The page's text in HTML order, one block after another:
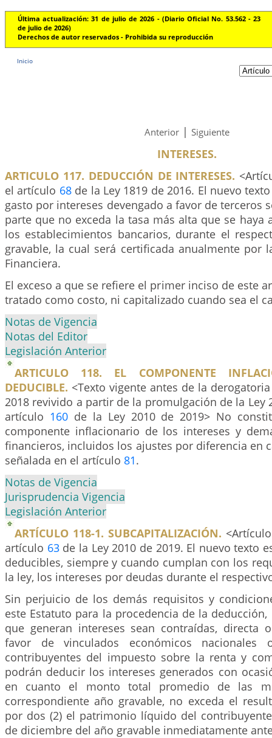
Última actualización: 31 de julio de 2026 - (Diario Oficial No. 53.562 - 23
de julio de 2026)
Derechos de autor reservados - Prohibida su reproducción
Inicio
Anterior | Siguiente
INTERESES.
ARTICULO 117. DEDUCCIÓN DE INTERESES.
el artículo 68de la Ley 1819 de 2016. El nuevo
gasto por intereses devengado a favor de terceros
parte que no exceda la tasa más alta que se haya
los establecimientos bancarios, durante el
gravable, la cual será certificada anualmente por
Financiera.
El exceso a que se refiere el primer inciso de este
tratado como costo, ni capitalizado cuando sea el
Notas de Vigencia
Notas del Editor
Legislación Anterior
ARTICULO 118. EL COMPONENTE
DEDUCIBLE. <Texto vigente antes de la
2018 revivido a partir de la promulgación de la Ley
artículo 160de la Ley 2010 de 2019> No
componente inflacionario de los intereses y
financieros, incluidos los ajustes por diferencia en
señalada en el artículo 81.
Notas de Vigencia
Jurisprudencia Vigencia
Legislación Anterior
ARTÍCULO 118-1. SUBCAPITALIZACIÓN.
artículo 63de la Ley 2010 de 2019. El nuevo texto
deducibles, siempre y cuando cumplan con los
la ley, los intereses por deudas durante el
Sin perjuicio de los demás requisitos y
este Estatuto para la procedencia de la
que generan intereses sean contraídas, directa
favor de vinculados económicos nacionales
contribuyentes del impuesto sobre la renta y
podrán deducir los intereses generados con
en cuanto el monto total promedio de las
correspondiente año gravable, no exceda el
por dos (2) el patrimonio líquido del
de diciembre del año gravable inmediatamente